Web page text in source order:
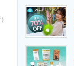
ーダーのコミュニティ
のIT導入・活用を支援